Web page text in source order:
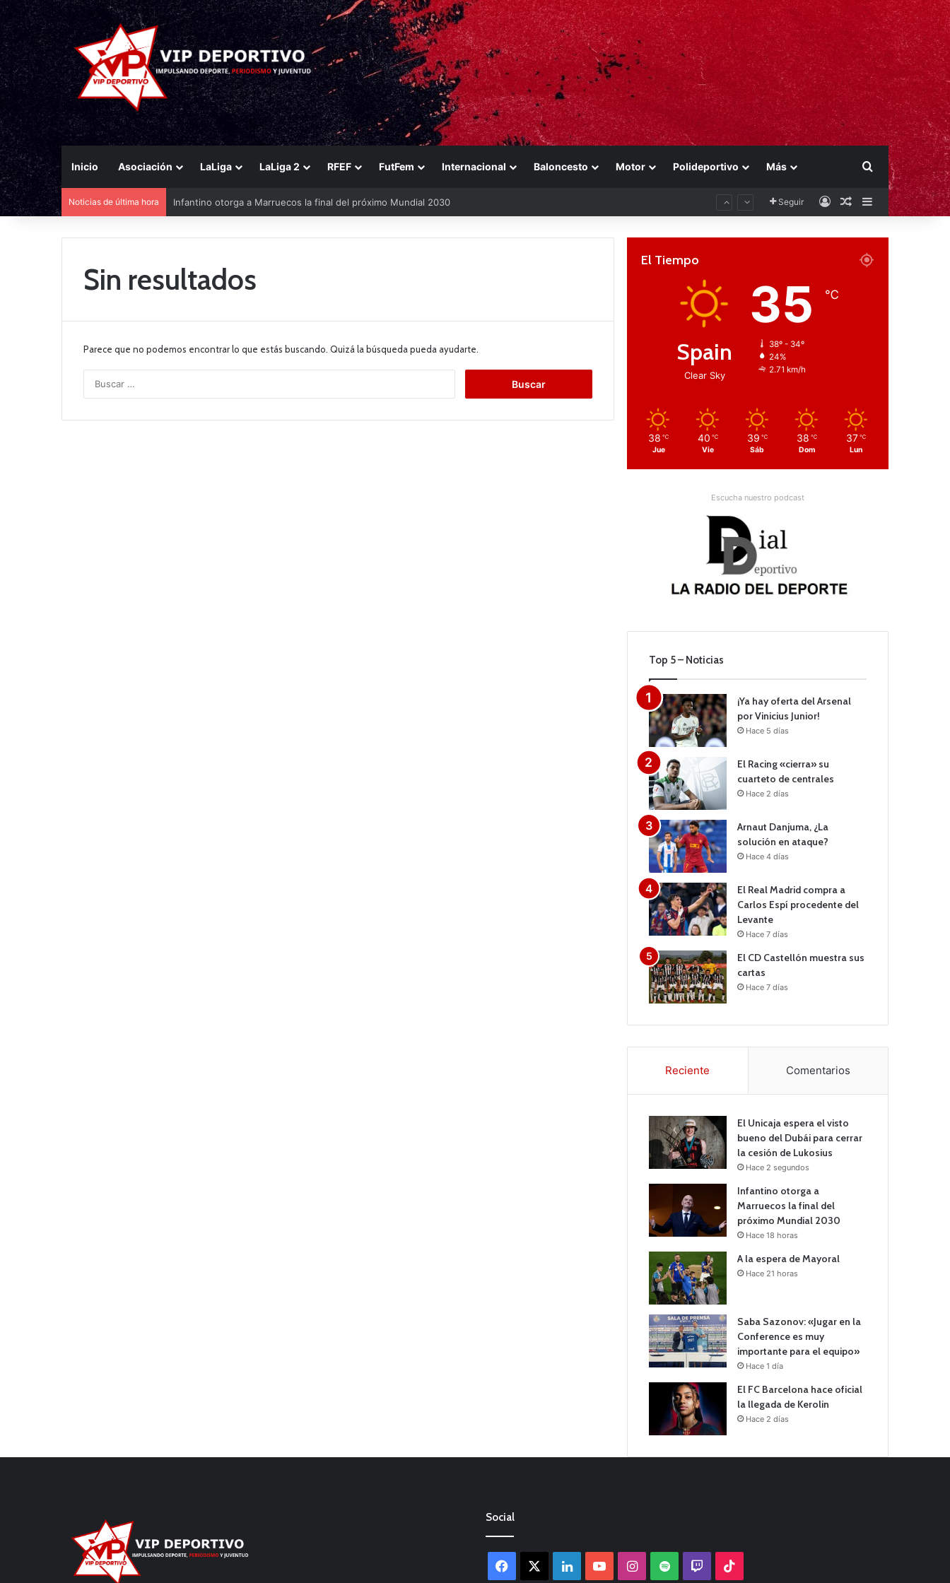
Inicio Asociación LaLiga LaLiga 2 RFEF FutFem Internacional Baloncesto Motor Polideportivo Más Buscar por
Noticias de última hora Infantino otorga a Marruecos la final del próximo Mundial 2030 Seguir AccesoPublicación al
Barra lateral
Sin resultados
Parece que no podemos encontrar lo que estás buscando. Quizá la búsqueda pueda ayudarte.
c
El Tiempo
Spain
Clear Sky
35 ℃
38º - 34º
24%
2.71 km/h
38 ℃
Jue
40 ℃
Vie
39 ℃
Sáb
38 ℃
Dom
37 ℃
Lun
Escucha nuestro podcast
Top 5 – Noticias
¡Ya hay oferta del Arsenal
por Vinicius Junior!
Hace 5 días
El Racing «cierra» su
cuarteto de centrales
Hace 2 días
Arnaut Danjuma, ¿La
solución en ataque?
Hace 4 días
El Real Madrid compra a
Carlos Espí procedente del
Levante
Hace 7 días
El CD Castellón muestra sus
cartas
Hace 7 días
Reciente Comentarios
El Unicaja espera el visto
bueno del Dubái para cerrar
la cesión de Lukosius
Hace 2 segundos
Infantino otorga a
Marruecos la final del
próximo Mundial 2030
Hace 18 horas
A la espera de Mayoral
Hace 21 horas
Saba Sazonov: «Jugar en la
Conference es muy
importante para el equipo»
Hace 1 día
El FC Barcelona hace oficial
la llegada de Kerolin
Hace 2 días
Social
Facebook LinkedInYouTubeInstagram
Spotify Twitch